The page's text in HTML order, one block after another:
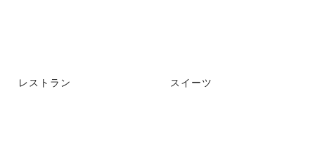
レストラン スイーツ